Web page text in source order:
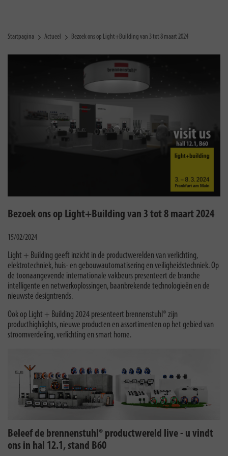
Startpagina Actueel Bezoek ons op Light+Building van 3 tot 8 maart 2024
Bezoek ons op Light+Building van 3 tot 8 maart 2024
15/02/2024
Light + Building geeft inzicht in de productwerelden van verlichting,
elektrotechniek, huis- en gebouwautomatisering en veiligheidstechniek. Op
de toonaangevende internationale vakbeurs presenteert de branche
intelligente en netwerkoplossingen, baanbrekende technologieën en de
nieuwste designtrends.
Ook op Light + Building 2024 presenteert brennenstuhl® zijn
producthighlights, nieuwe producten en assortimenten op het gebied van
stroomverdeling, verlichting en smart home.
Beleef de brennenstuhl® productwereld live - u vindt
ons in hal 12.1, stand B60